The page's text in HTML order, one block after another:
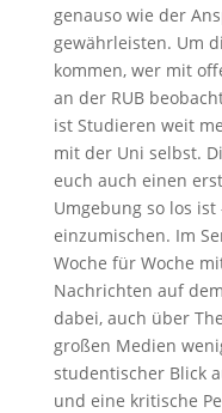
genauso wie der
gewährleisten. Um
kommen, wer mit
an der RUB
ist Studieren weit
mit der Uni selbst.
euch auch einen
Umgebung so los
einzumischen. Im
Woche für Woche
Nachrichten auf
dabei, auch über
großen Medien
studentischer Blick
und eine kritische